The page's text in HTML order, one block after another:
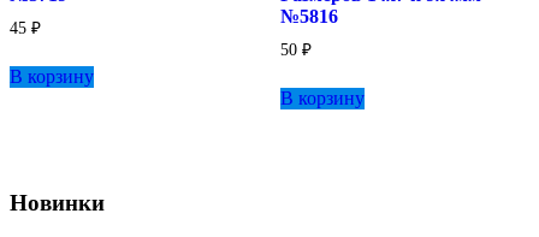
45 ₽
В корзину
№5816
50 ₽
В корзину
Новинки